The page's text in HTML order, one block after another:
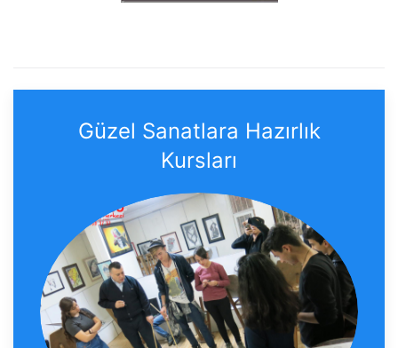
Güzel Sanatlara Hazırlık
Kursları